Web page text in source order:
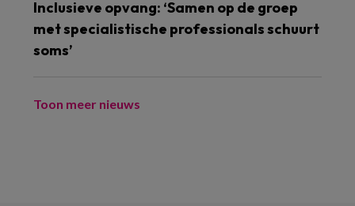
Inclusieve opvang: ‘Samen op de groep
met specialistische professionals schuurt
soms’
Toon meer nieuws